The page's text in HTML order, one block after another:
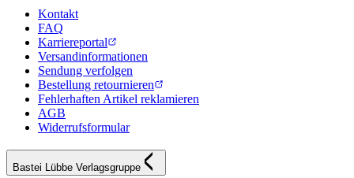
Kontakt
FAQ
Karriereportal
Versandinformationen
Sendung verfolgen
Bestellung retournieren
Fehlerhaften Artikel reklamieren
AGB
Widerrufsformular
Bastei Lübbe Verlagsgruppe